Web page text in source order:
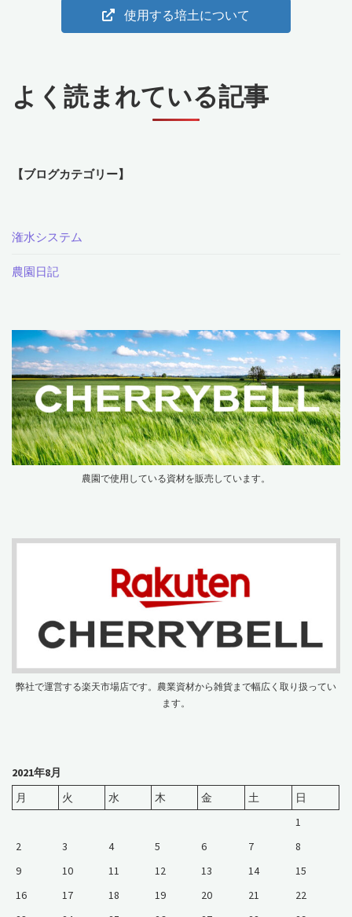
使用する培土について
よく読まれている記事
【ブログカテゴリー】
潅水システム
農園日記
農園で使用している資材を販売しています。
弊社で運営する楽天市場店です。農業資材から雑貨まで幅広く取り扱ってい
ます。
2021年8月
月
火 水 木 金 土
日
1
2
3 4 5 6 7
8
9
10 11 12 13 14
15
16
17 18 19 20 21
22